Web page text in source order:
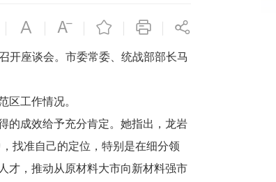
座谈会。市委常委、统战部部长马
工作情况。
成效给予充分肯定。她指出，龙岩
找准自己的定位，特别是在细分领
才，推动从原材料大市向新材料强市